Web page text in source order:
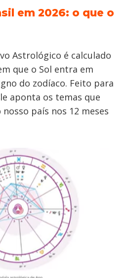
em 2026: o que o
Astrológico é calculado
que o Sol entra em
do zodíaco. Feito para
aponta os temas que
país nos 12 meses